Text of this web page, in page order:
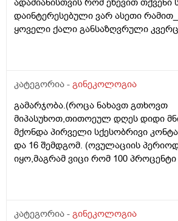
ადამიანისთვის რომ ეწევით თქვენი
დაინტერესებული ვარ ასეთი
ყოველი ქალი განსაზღვრული
თითოელისთვის, ეს რიცხვი
(ჩვილობიდან) რომელ
რომ დავუშვათ, ზოგიერთ ქალბატონს
რაოდენობა აქვთ მათ ორგანიზმში
კვერცხუჯრედებისა, დაბადების
კი მცირე? მადლობთ!
კატეგორია - გინეკოლოგია
გამარჯობა.(როცა ნახავთ გთხოვთ
მიპასუხოთ,თითოეულ დღეს დიდი
მქონდა პირველი სქესობრივი
და 16 შემდგომ. (ოვულაციის
იყო,მაგრამ ვიცი რომ 100
ვფოქრობ რადგანაც Implantation
ჩვეულებრივ 3-4 დღე,მაგრამ ადრე
კატეგორია - გინეკოლოგია